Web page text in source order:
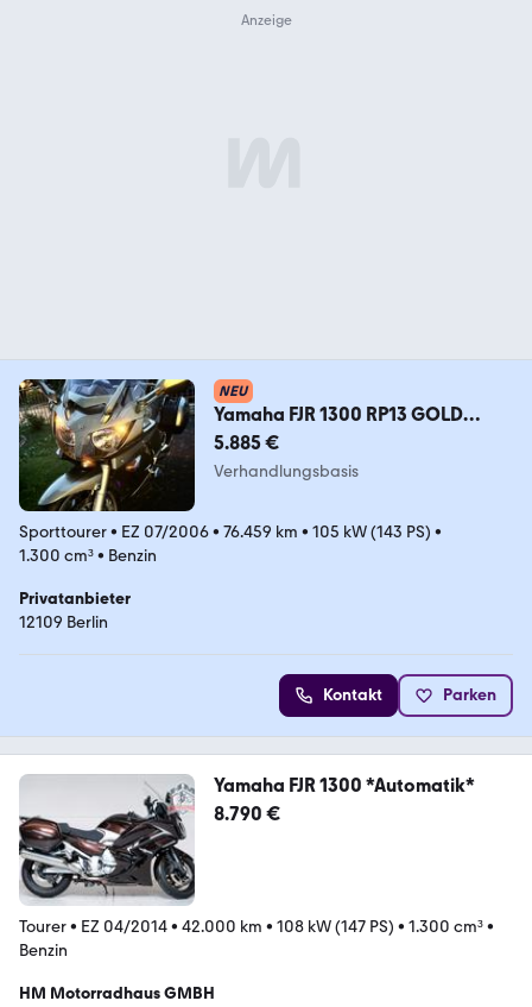
NEU
Yamaha FJR 1300 RP13 GOLD
TOPP! Service,HU,Reifen NEU
5.885 €
Verhandlungsbasis
Sporttourer• EZ 07/2006• 76.459 km • 105 kW (143 PS) •
1.300 cm³• Benzin
Privatanbieter
12109 Berlin
Kontakt Parken
Yamaha FJR 1300 *Automatik*
8.790 €
Tourer• EZ 04/2014• 42.000 km • 108 kW (147 PS) • 1.300 cm³•
Benzin
HM Motorradhaus GMBH